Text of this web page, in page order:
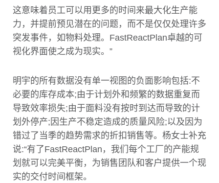
这意味着员工可以用更多的时间来最大化生产能
力，并提前预见潜在的问题，而不是仅仅处理许多
突发事件，如物料处理。FastReactPlan卓越的可
视化界面使之成为现实。”
明宇的所有数据没有单一视图的负面影响包括:不
必要的库存成本;由于计划外和频繁的数据重复而
导致效率损失;由于面料没有按时到达而导致的计
划外停产;因生产不稳定造成的质量风险;以及因为
错过了当季的趋势需求的折扣销售等。杨女士补充
说:“有了FastReactPlan，我们每个工厂的产能规
划就可以完美平衡，为销售团队和客户提供一个现
实的交付时间框架。